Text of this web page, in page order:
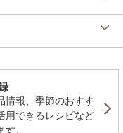
情報、季節のおすす
用できるレシピなど
。